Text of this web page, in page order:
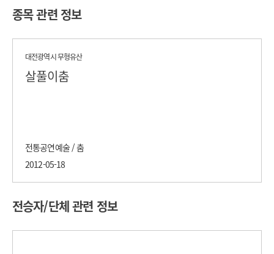
종목 관련 정보
대전광역시 무형유산
살풀이춤
전통공연예술 / 춤
2012-05-18
전승자/단체 관련 정보